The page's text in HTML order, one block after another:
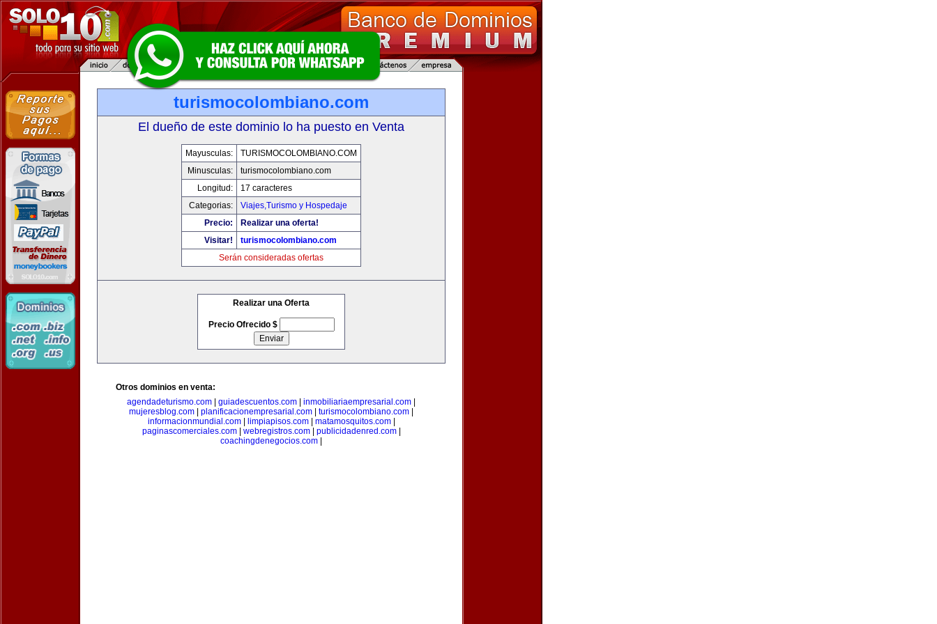
turismocolombiano.com
El dueño de este dominio lo ha puesto en Venta
Mayusculas:
TURISMOCOLOMBIANO.COM
Minusculas:
turismocolombiano.com
Longitud:
17 caracteres
Categorias:
Viajes,Turismo y Hospedaje
Precio:
Realizar una oferta!
Visitar!
turismocolombiano.com
Serán consideradas ofertas
Realizar una Oferta
Precio Ofrecido $
Otros dominios en venta:
agendadeturismo.com
guiadescuentos.com inmobiliariaempresarial.com
mujeresblog.com
planificacionempresarial.com turismocolombiano.com
informacionmundial.com| limpiapisos.com| matamosquitos.com|
paginascomerciales.com| webregistros.com| publicidadenred.com|
coachingdenegocios.com